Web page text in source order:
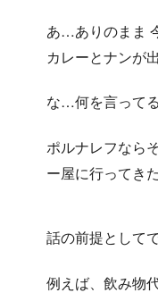
あ…ありのまま
カレーとナンが
な…何を言って
ポルナレフなら
ー屋に行ってき
話の前提として
例えば、飲み物